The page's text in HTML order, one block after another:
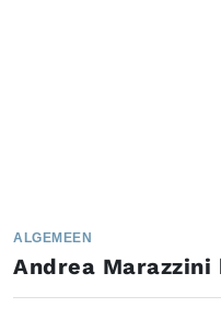
ALGEMEEN
Andrea